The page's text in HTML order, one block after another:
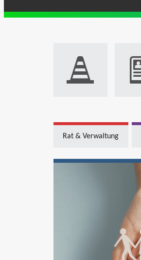
Rat & Verwaltung